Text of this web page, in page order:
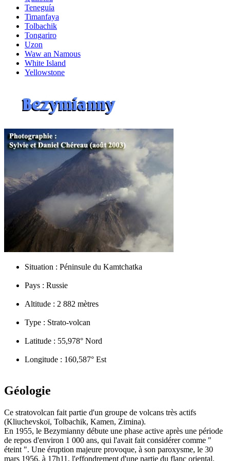
Teneguía
Timanfaya
Tolbachik
Tongariro
Uzon
Waw an Namous
White Island
Yellowstone
Situation : Péninsule du Kamtchatka
Pays : Russie
Altitude : 2 882 mètres
Type : Strato-volcan
Latitude : 55,978° Nord
Longitude : 160,587° Est
Géologie
Ce stratovolcan fait partie d'un groupe de volcans très actifs
(Kliuchevskoï, Tolbachik, Kamen, Zimina).
En 1955, le Bezymianny débute une phase active après une période
de repos d'environ 1 000 ans, qui l'avait fait considérer comme "
éteint ". Une éruption majeure provoque, à son paroxysme, le 30
mars 1956, à 17h11, l'effondrement d'une partie du flanc oriental,